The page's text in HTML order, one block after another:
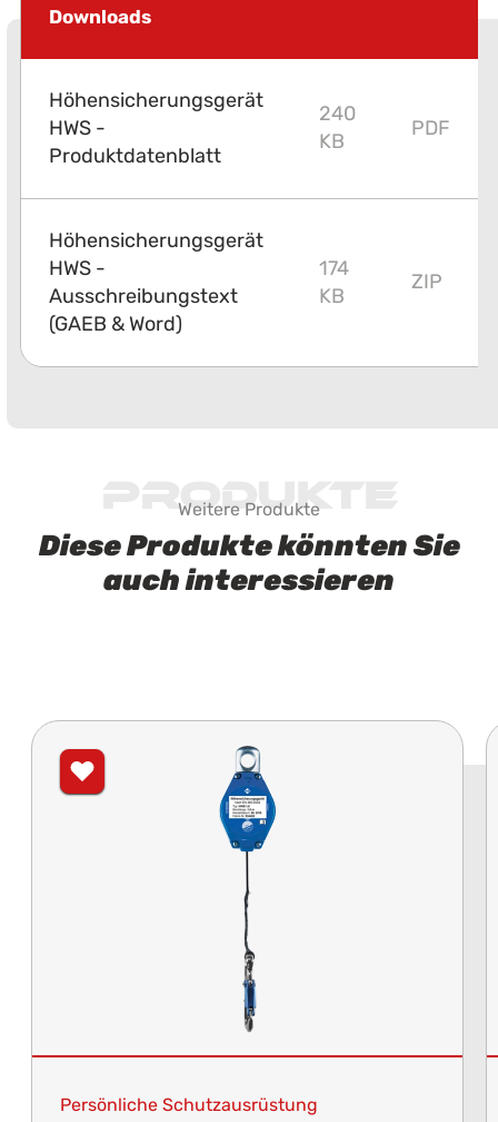
Downloads
Höhensicherungsgerät
HWS -
Produktdatenblatt
240
KB
PDF
Höhensicherungsgerät
HWS -
Ausschreibungstext
(GAEB & Word)
174
KB
ZIP
Produkte
Weitere Produkte
Diese Produkte könnten Sie
auch interessieren
Persönliche Schutzausrüstung